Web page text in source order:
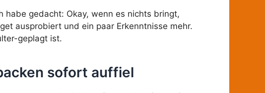
habe gedacht: Okay, wenn es nichts bringt,
ausprobiert und ein paar Erkenntnisse mehr.
geplagt ist.
sofort auffiel